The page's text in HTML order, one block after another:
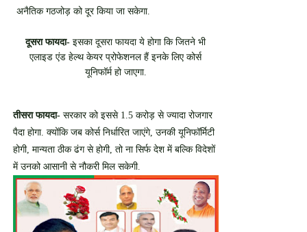
अनैतिक गठजोड़ को दूर किया जा सकेगा.
दूसरा फायदा- इसका दूसरा फायदा ये होगा कि जितने भी
एलाइड एंड हेल्थ केयर प्रोफेशनल हैं इनके लिए कोर्स
यूनिफॉर्म हो जाएगा.
तीसरा फायदा-सरकार को इससे 1.5 करोड़ से ज्यादा रोजगार
पैदा होगा. क्योंकि जब कोर्स निर्धारित जाएंगे, उनकी यूनिफॉर्मिटी
होगी, मान्यता ठीक ढंग से होगी, तो ना सिर्फ देश में बल्कि विदेशों
में उनको आसानी से नौकरी मिल सकेगी.